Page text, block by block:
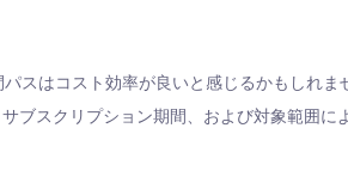
スはコスト効率が良いと感じるかもしれま
スクリプション期間、および対象範囲に